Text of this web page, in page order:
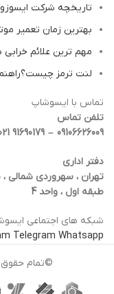
تاریخچه شرکت ایسوزو
بهترین زمان تعمیر
مهم ترین علائم
لنت ترمز
تماس با ایسوشاپ
تلفن تماس
09106626009 – 91690179 021
دفتر اداری
طبقه اول ، واحد 4
شبکه‌ های اجتماعی
Telegram Whatsapp
©تمام